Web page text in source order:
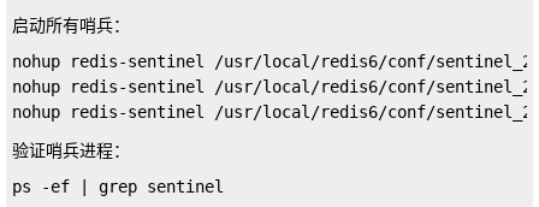
启动所有哨兵：
nohup redis-sentinel /usr/local/redis6/conf/
nohup redis-sentinel /usr/local/redis6/conf/
验证哨兵进程：